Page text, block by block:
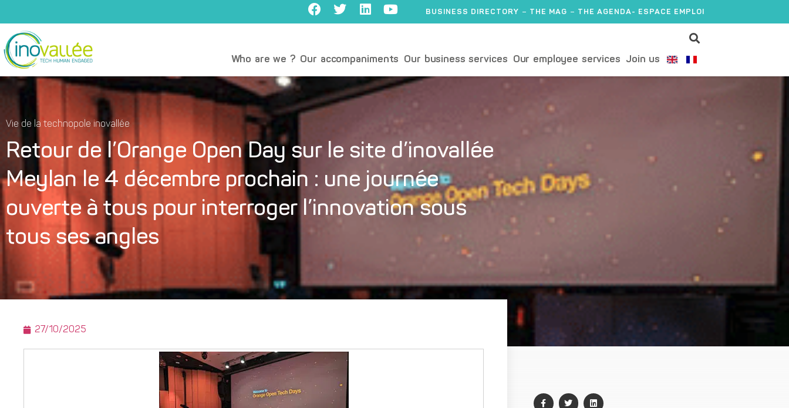
BUSINESS DIRECTORY THE MAG THE AGENDA- ESPACE EMPLOI
Who are we ? Our accompaniments Our business services Our employee services Join us
Vie de la technopole inovallée
Retour de l’Orange Open Day sur le site d’inovallée
Meylan le 4 décembre prochain : une journée
ouverte à tous pour interroger l’innovation sous
tous ses angles
27/10/2025